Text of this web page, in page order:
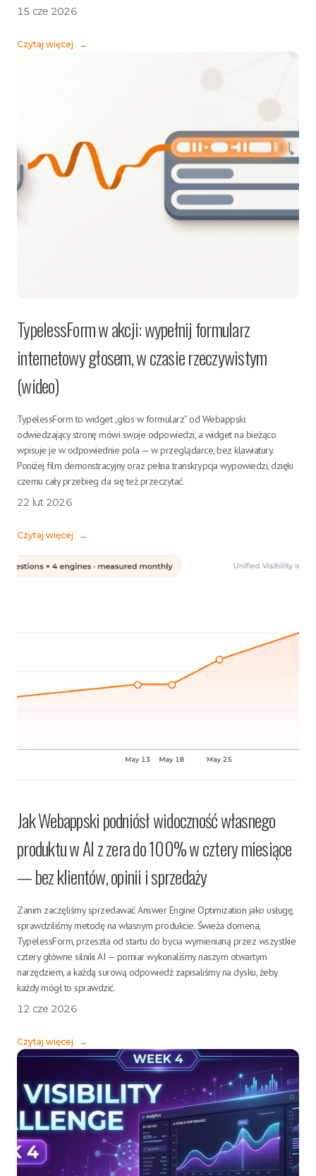
15 cze 2026
Czytaj więcej →
TypelessForm w akcji: wypełnij formularz
internetowy głosem, w czasie rzeczywistym
(wideo)
TypelessForm to widget „głos w formularz” od Webappski:
odwiedzający stronę mówi swoje odpowiedzi, a widget na bieżąco
wpisuje je w odpowiednie pola — w przeglądarce, bez klawiatury.
Poniżej film demonstracyjny oraz pełna transkrypcja wypowiedzi, dzięki
czemu cały przebieg da się też przeczytać.
22 lut 2026
Czytaj więcej →
Jak Webappski podniósł widoczność własnego
produktu w AI z zera do 100% w cztery miesiące
— bez klientów, opinii i sprzedaży
Zanim zaczęliśmy sprzedawać Answer Engine Optimization jako usługę,
sprawdziliśmy metodę na własnym produkcie. Świeża domena,
TypelessForm, przeszła od startu do bycia wymienianą przez wszystkie
cztery główne silniki AI — pomiar wykonaliśmy naszym otwartym
narzędziem, a każdą surową odpowiedź zapisaliśmy na dysku, żeby
każdy mógł to sprawdzić.
12 cze 2026
Czytaj więcej →